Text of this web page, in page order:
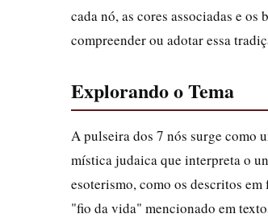
cada nó, as cores associadas e
compreender ou adotar essa
Explorando o Tema
A pulseira dos 7 nós surge como
mística judaica que interpreta o
esoterismo, como os descritos
"fio da vida" mencionado em